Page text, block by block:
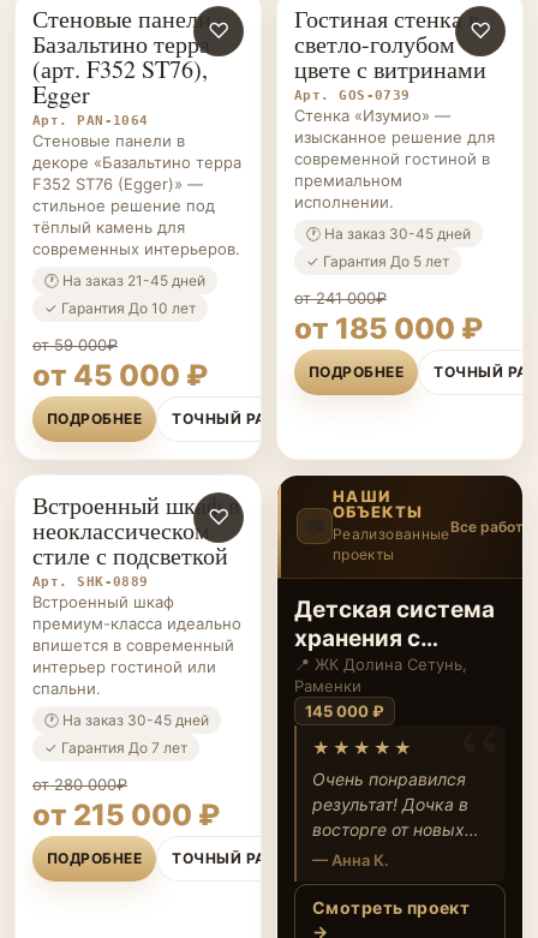
СТЕНОВЫЕ
ПАНЕЛИ НА ЗАКАЗ
♡
Стеновые панели
Базальтино терра
(арт. F352 ST76),
Egger
Арт. PAN-1064
Стеновые панели в
декоре «Базальтино терра
F352 ST76 (Egger)» —
стильное решение под
тёплый камень для
современных интерьеров.
🕐 На заказ 21-45 дней
✓ Гарантия До 10 лет
от 59 000₽
от 45 000 ₽
ПОДРОБНЕЕ ТОЧНЫЙ РАСЧЁТ
ГОСТИНЫЕ НА ЗАКАЗ
♡
Гостиная стенка в
светло-голубом
цвете с витринами
Арт. GOS-0739
Стенка «Изумио» —
изысканное решение для
современной гостиной в
премиальном
исполнении.
🕐 На заказ 30-45 дней
✓ Гарантия До 5 лет
от 241 000₽
от 185 000 ₽
ПОДРОБНЕЕ ТОЧНЫЙ
ШКАФЫ НА ЗАКАЗ ♡
Встроенный шкаф в
неоклассическом
стиле с подсветкой
Арт. SHK-0889
Встроенный шкаф
премиум-класса идеально
впишется в современный
интерьер гостиной или
спальни.
🕐 На заказ 30-45 дней
✓ Гарантия До 7 лет
от 280 000₽
от 215 000 ₽
ПОДРОБНЕЕ ТОЧНЫЙ РАСЧЁТ
НАШИ
ОБЪЕКТЫ
Реализованные
проекты
Все
‹ ›
Детская с
рабочей зоной и
органайзером
хранения
📍 ЖК Headliner,
Пресненский район
270 000 ₽
★★★★★
Очень довольна
результатом: всё
продумано до
мелочей и
соответствует нашим
пожеланиям. Дочь
теперь с
— Ирина К.
Смотреть проект
→